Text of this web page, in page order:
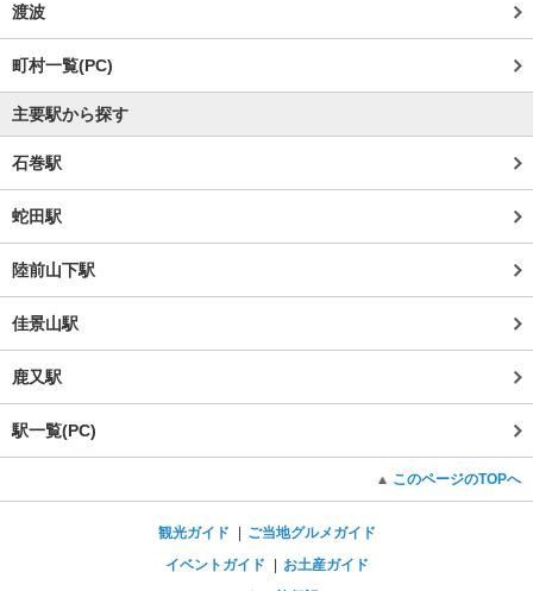
渡波
町村一覧(PC)
主要駅から探す
石巻駅
蛇田駅
陸前山下駅
佳景山駅
鹿又駅
駅一覧(PC)
このページのTOPへ
観光ガイド
ご当地グルメガイド
イベントガイド
お土産ガイド